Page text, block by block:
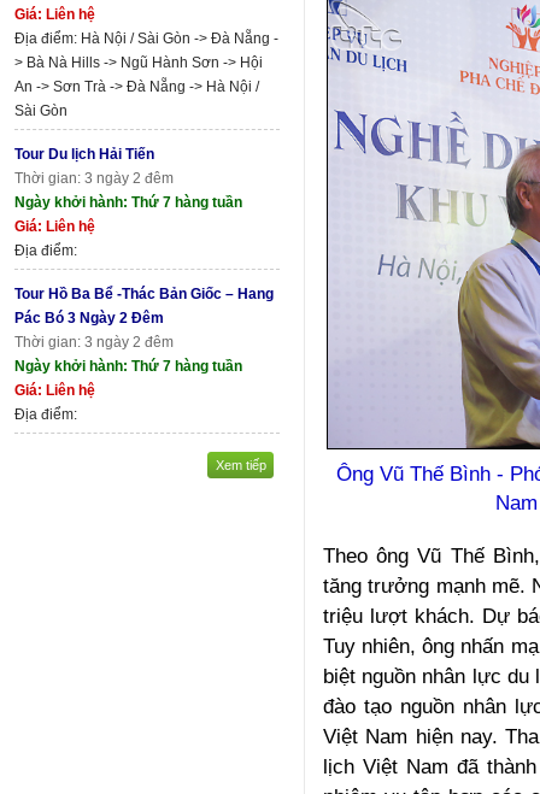
Giá: Liên hệ
Địa điểm: Hà Nội / Sài Gòn -> Đà Nẵng -
> Bà Nà Hills -> Ngũ Hành Sơn -> Hội
An -> Sơn Trà -> Đà Nẵng -> Hà Nội /
Sài Gòn
Tour Du lịch Hải Tiến
Thời gian: 3 ngày 2 đêm
Ngày khởi hành: Thứ 7 hàng tuần
Giá: Liên hệ
Địa điểm:
Tour Hồ Ba Bể -Thác Bản Giốc – Hang
Pác Bó 3 Ngày 2 Đêm
Thời gian: 3 ngày 2 đêm
Ngày khởi hành: Thứ 7 hàng tuần
Giá: Liên hệ
Địa điểm:
Xem tiếp
Ông Vũ Thế Bình -
Theo ông Vũ Thế
tăng trưởng mạnh mẽ.
triệu lượt khách. Dự
Tuy nhiên, ông nhấn
biệt nguồn nhân lực
đào tạo nguồn nhân
Việt Nam hiện nay.
lịch Việt Nam đã